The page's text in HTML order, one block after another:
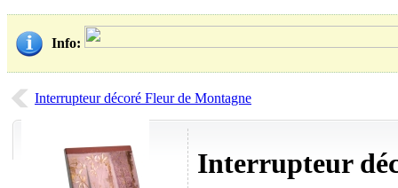
Info:
Interrupteur décoré Fleur de Montagne
Interrupteur